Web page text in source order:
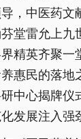
，中医药文
堂雷允上九
精英齐聚一
惠民的落地
中心揭牌仪
发展注入强